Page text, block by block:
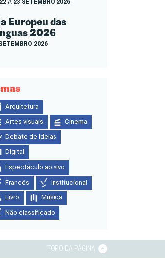
Europeu das
2026
2026
Arquitetura
Artes visuais Cinema
Debate de ideias
Digital
Espectáculo ao vivo
Francês Institucional
Livro Música
Não classificado
TOPO DA PÁGINA